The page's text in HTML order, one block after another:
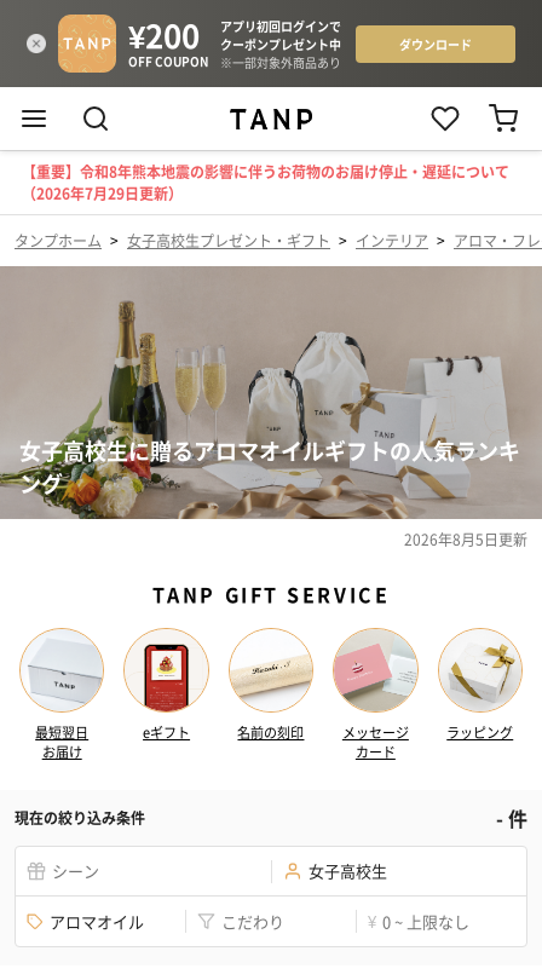
【重要】令和8年熊本地震の影響に伴うお荷物のお届け停止・遅延について
（2026年7月29日更新）
タンプホーム > 女子高校生プレゼント・ギフト > インテリア > アロマ・フ
女子高校生に贈るアロマオイルギフトの人気ランキ
ング
2026年8月5日更新
TANP GIFT SERVICE
最短翌日
お届け
eギフト 名前の刻印
メッセージ
カード
ラッピング
現在の絞り込み条件 -件
シーン 女子高校生
アロマオイル こだわり ¥ 0 ~ 上限なし